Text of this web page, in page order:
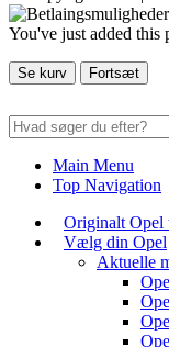
You've just added this
Se kurv Fortsæt
Main Menu
Top Navigation
Originalt Opel
Vælg din Opel
Aktuelle